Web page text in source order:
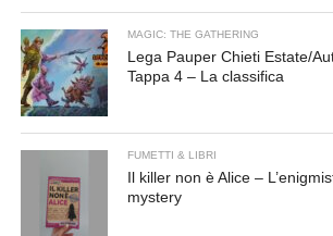
MAGIC: THE GATHERING
Lega Pauper Chieti Estate/
Tappa 4 – La classifica
FUMETTI & LIBRI
Il killer non è Alice –
mystery